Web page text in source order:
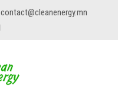
contact@cleanenergy.mn